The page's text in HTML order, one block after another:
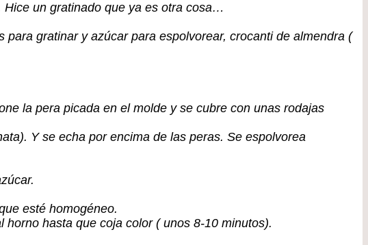
un gratinado que ya es otra cosa…
gratinar y azúcar para espolvorear, crocanti de almendra (
la pera picada en el molde y se cubre con unas rodajas
Y se echa por encima de las peras. Se espolvorea
esté homogéneo.
hasta que coja color ( unos 8-10 minutos).